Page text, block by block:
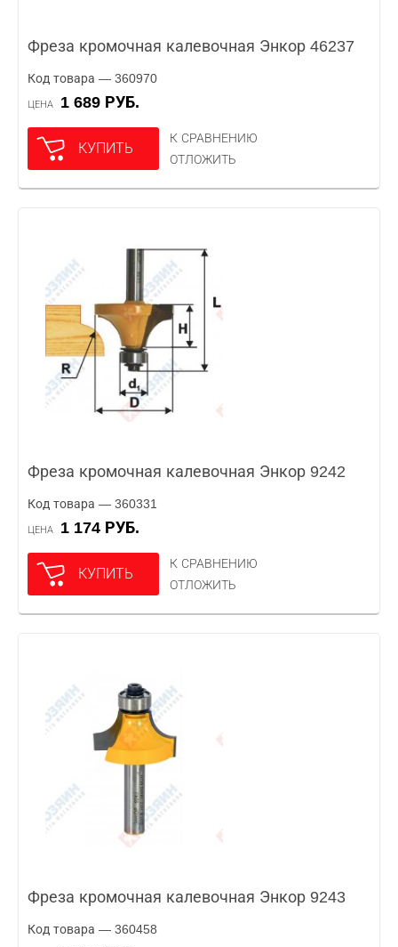
Фреза кромочная калевочная Энкор 46237
Код товара — 360970
ЦЕНА 1 689 РУБ.
КУПИТЬ
К СРАВНЕНИЮ
ОТЛОЖИТЬ
Фреза кромочная калевочная Энкор 9242
Код товара — 360331
ЦЕНА 1 174 РУБ.
КУПИТЬ
К СРАВНЕНИЮ
ОТЛОЖИТЬ
Фреза кромочная калевочная Энкор 9243
Код товара — 360458